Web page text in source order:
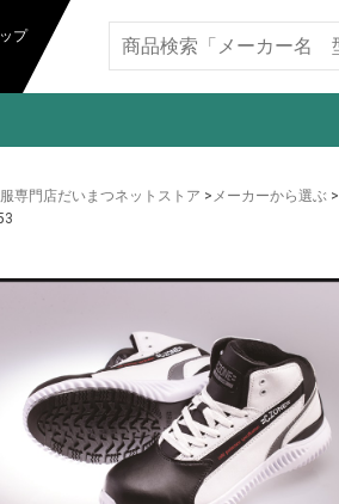
プ
11,000円以上送料無料
専門店だいまつネットストア > メーカーから選ぶ >